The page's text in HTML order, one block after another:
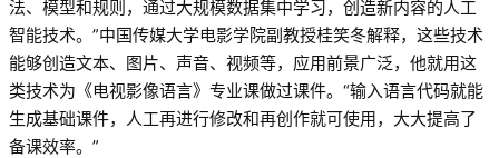
法、模型和规则，通过大规模数据集中学习，创造新内容的人工
智能技术。”中国传媒大学电影学院副教授桂笑冬解释，这些技术
能够创造文本、图片、声音、视频等，应用前景广泛，他就用这
类技术为《电视影像语言》专业课做过课件。“输入语言代码就能
生成基础课件，人工再进行修改和再创作就可使用，大大提高了
备课效率。”